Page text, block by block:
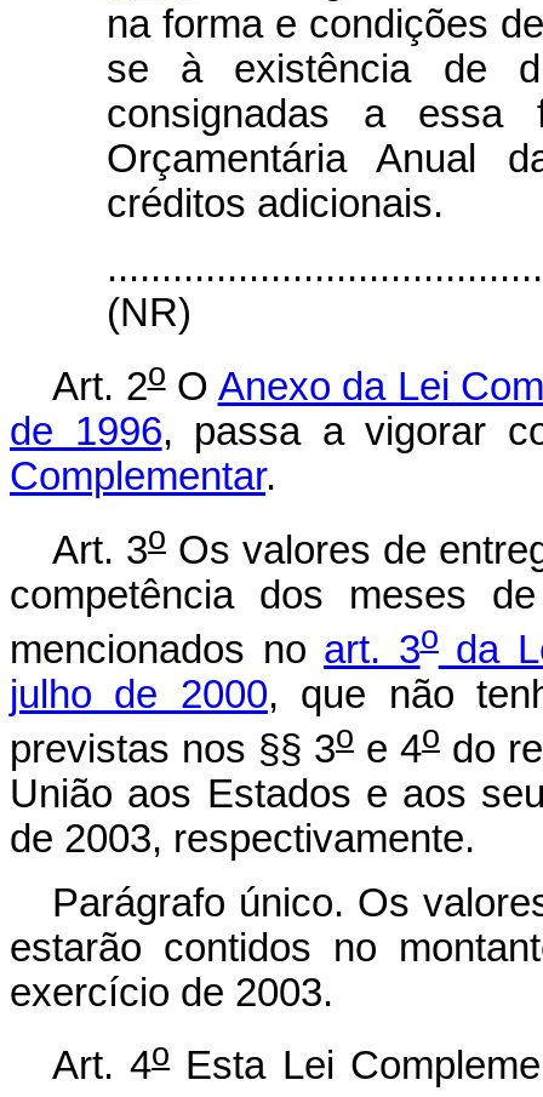
na forma e condições
se à existência de
consignadas a essa
Orçamentária Anual
créditos adicionais.
(NR)
Art. 2oO Anexo da Lei
de 1996, passa a vigorar
Complementar.
Art. 3o Os valores de
competência dos meses
mencionados no art. 3oda
julho de 2000, que não
previstas nos §§ 3o e 4o do
União aos Estados e aos
de 2003, respectivamente.
Parágrafo único. Os
estarão contidos no
exercício de 2003.
Art. 4oEsta Lei